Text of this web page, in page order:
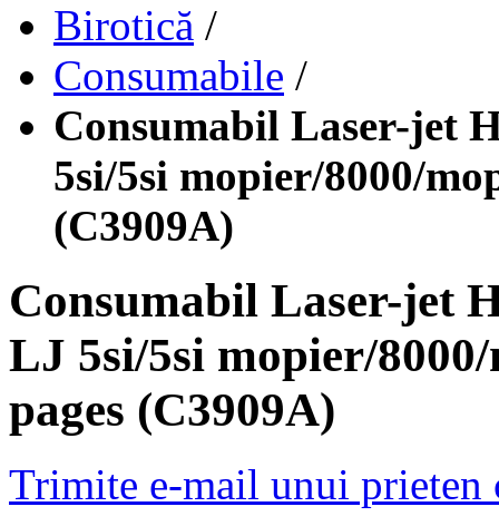
Birotică /
Consumabile /
Consumabil Laser-jet
5si/5si mopier/8000/
(C3909A)
Consumabil Laser-jet
LJ 5si/5si mopier/
pages (C3909A)
Trimite e-mail unui prieten